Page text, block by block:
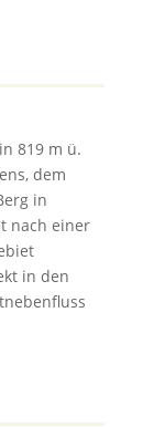
819 m ü.
dem
in
nach einer
in den